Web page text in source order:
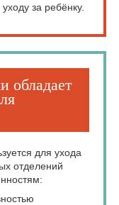
за ребёнку.
обладает
для ухода
отделений